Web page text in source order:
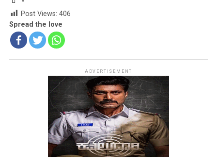
Post Views: 406
Spread the love
ADVERTISEMENT